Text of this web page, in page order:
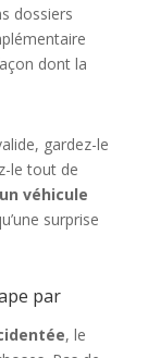
dossiers
dont la
gardez-le
le tout de
véhicule
surprise
par
, le